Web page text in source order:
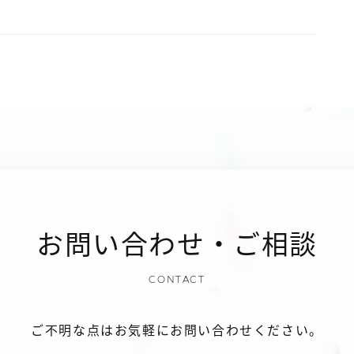
お問い合わせ・ご相談
CONTACT
ご不明な点はお気軽にお問い合わせください。